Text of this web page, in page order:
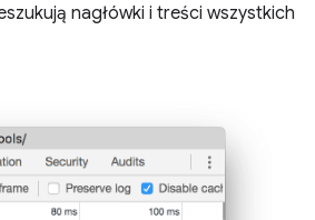
nagłówki i treści wszystkich